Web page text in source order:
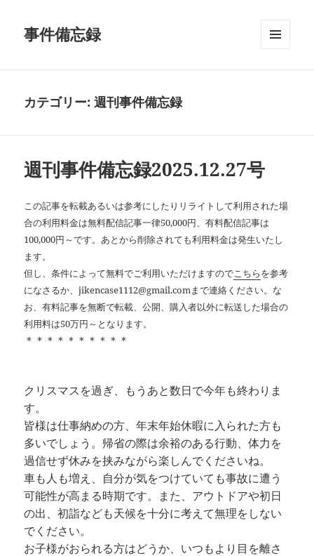
事件備忘録
カテゴリー:週刊事件備忘録
週刊事件備忘録2025.12.27号
この記事を転載あるいは参考にしたりリライトして利用された場
合の利用料金は無料配信記事一律50,000円、有料配信記事は
100,000円～です。あとから削除されても利用料金は発生いたし
ます。
但し、条件によって無料でご利用いただけますのでこちらを参考
になさるか、jikencase1112@gmail.comまで連絡ください。な
お、有料記事を無断で転載、公開、購入者以外に転送した場合の
利用料は50万円～となります。
＊＊＊＊＊＊＊＊＊＊
クリスマスを過ぎ、もうあと数日で今年も終わりま
す。
皆様は仕事納めの方、年末年始休暇に入られた方も
多いでしょう。帰省の際は余裕のある行動、体力を
過信せず休みを挟みながら楽しんでくださいね。
車も人も増え、自分が気をつけていても事故に遭う
可能性が高まる時期です。また、アウトドアや初日
の出、初詣なども天候を十分に考えて無理をしない
でください。
お子様がおられる方はどうか、いつもより目を離さ